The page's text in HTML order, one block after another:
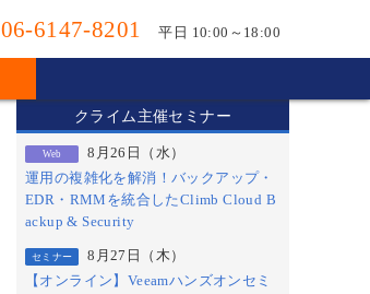
06-6147-8201 平日 10:00～18:00
クライム主催セミナー
Web
8月26日（水）
運用の複雑化を解消！バックアップ・
EDR・RMMを統合したClimb Cloud B
ackup & Security
セミナー
8月27日（木）
【オンライン】Veeamハンズオンセミ